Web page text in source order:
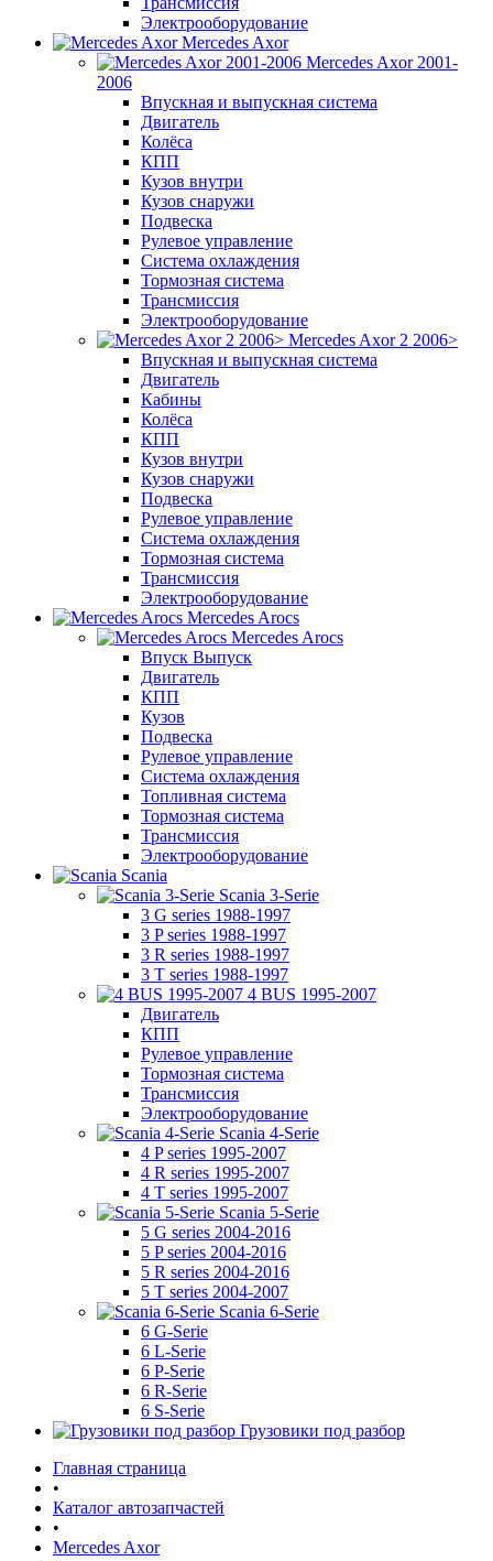
Электрооборудование
Mercedes Axor
Mercedes Axor 2001-
2006
Впускная и выпускная система
Двигатель
Колёса
КПП
Кузов внутри
Кузов снаружи
Подвеска
Рулевое управление
Система охлаждения
Тормозная система
Трансмиссия
Электрооборудование
Mercedes Axor 2 2006>
Впускная и выпускная система
Двигатель
Кабины
Колёса
КПП
Кузов внутри
Кузов снаружи
Подвеска
Рулевое управление
Система охлаждения
Тормозная система
Трансмиссия
Электрооборудование
Mercedes Arocs
Mercedes Arocs
Впуск Выпуск
Двигатель
КПП
Кузов
Подвеска
Рулевое управление
Система охлаждения
Топливная система
Тормозная система
Трансмиссия
Электрооборудование
Scania
Scania 3-Serie
3 G series 1988-1997
3 P series 1988-1997
3 R series 1988-1997
3 T series 1988-1997
4 BUS 1995-2007
Двигатель
КПП
Рулевое управление
Тормозная система
Трансмиссия
Электрооборудование
Scania 4-Serie
4 P series 1995-2007
4 R series 1995-2007
4 T series 1995-2007
Scania 5-Serie
5 G series 2004-2016
5 P series 2004-2016
5 R series 2004-2016
5 T series 2004-2007
Scania 6-Serie
6 G-Serie
6 L-Serie
6 P-Serie
6 R-Serie
6 S-Serie
Грузовики под разбор
Главная страница
•
Каталог автозапчастей
•
Mercedes Axor